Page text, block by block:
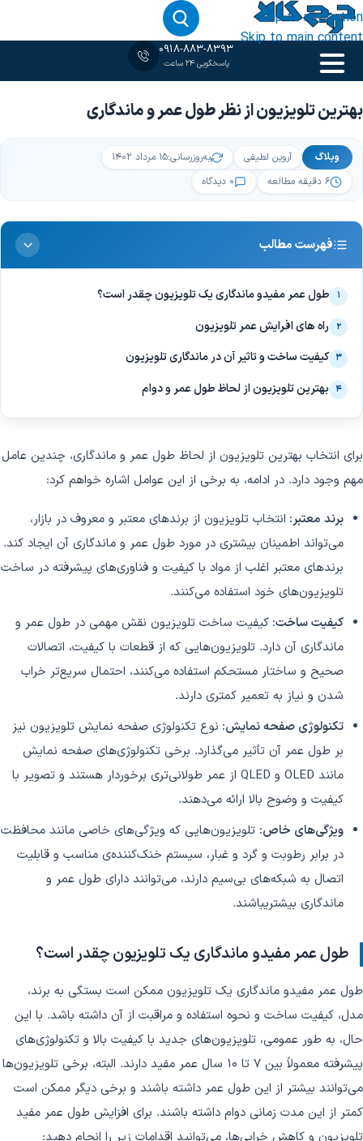
Skip to navigation
Skip to main content
0918-883-8393
پاسخگویی 24 ساعت
‹وبلاگ
بهترین تلویزیون از نظر طول عمر و ماندگاری
وبلاگ آروین لطیفی به‌روزرسانی:۱۵ مرداد ۱۴۰۲
۶ دقیقه مطالعه
۰ دیدگاه
فهرست مطالب
۱ طول عمر مفیدو ماندگاری یک تلویزیون چقدر است؟
۲ راه های افرایش عمر تلویزیون
۳ کیفیت ساخت و تاثیر آن در ماندگاری تلویزیون
۴ بهترین تلویزیون از لحاظ طول عمر و دوام
برای انتخاب بهترین تلویزیون از لحاظ طول عمر و ماندگاری، چندین عامل
مهم وجود دارد. در ادامه، به برخی از این عوامل اشاره خواهم کرد:
برند معتبر: انتخاب تلویزیون از برند‌های معتبر و معروف در بازار،
می‌تواند اطمینان بیشتری در مورد طول عمر و ماندگاری آن ایجاد کند.
برندهای معتبر اغلب از مواد با کیفیت و فناوری‌های پیشرفته در ساخت
تلویزیون‌های خود استفاده می‌کنند.
کیفیت ساخت: کیفیت ساخت تلویزیون نقش مهمی در طول عمر و
ماندگاری آن دارد. تلویزیون‌هایی که از قطعات با کیفیت، اتصالات
صحیح و ساختار مستحکم استفاده می‌کنند، احتمال سریع‌تر خراب
شدن و نیاز به تعمیر کمتری دارند.
تکنولوژی صفحه نمایش: نوع تکنولوژی صفحه نمایش تلویزیون نیز
بر طول عمر آن تأثیر می‌گذارد. برخی تکنولوژی‌های صفحه نمایش
مانند OLED و QLED از عمر طولانی‌تری برخوردار هستند و تصویر با
کیفیت و وضوح بالا ارائه می‌دهند.
ویژگی‌های خاص: تلویزیون‌هایی که ویژگی‌های خاصی مانند محافظت
در برابر رطوبت و گرد و غبار، سیستم خنک‌کننده‌ی مناسب و قابلیت
اتصال به شبکه‌های بی‌سیم دارند، می‌توانند دارای طول عمر و
ماندگاری بیشتریباشند.
طول عمر مفیدو ماندگاری یک تلویزیون چقدر است؟
طول عمر مفیدو ماندگاری یک تلویزیون ممکن است بستگی به برند،
مدل، کیفیت ساخت و نحوه استفاده و مراقبت از آن داشته باشد. با این
حال، به طور عمومی، تلویزیون‌های جدید با کیفیت بالا و تکنولوژی‌های
پیشرفته معمولاً بین 7 تا 10 سال عمر مفید دارند. البته، برخی تلویزیون‌ها
می‌توانند بیشتر از این طول عمر داشته باشند و برخی دیگر ممکن است
کمتر از این مدت زمانی دوام داشته باشند. برای افزایش طول عمر مفید